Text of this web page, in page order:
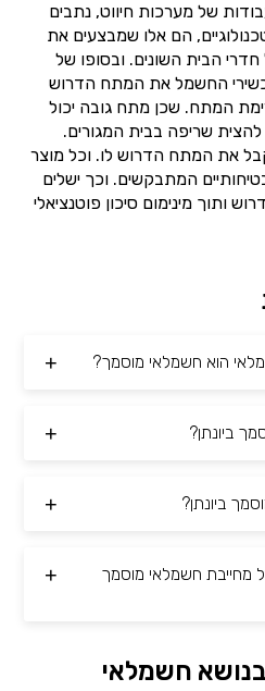
של מערכות חיווט, נתבים
הם אלו שמבצעים את
הבית השונים. ובסופו של
החשמל את המתח הדרוש
המתח. שכן מתח גובה יכול
שריפה בבית המגורים.
את המתח הדרוש לו. וכל מוצר
המתבקשים. וכך ישלים
ותוך מינימום סיכון פוטנציאלי
הוא חשמלאי מוסמך?
ביונתן?
ביונתן?
חשמלאי מוסמך
חשמלאי